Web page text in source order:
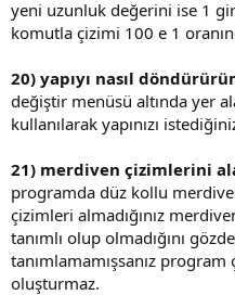
yeni uzunluk değerini ise 1
komutla çizimi 100 e 1
20) yapıyı nasıl
değiştir menüsü altında yer
kullanılarak yapınızı
21) merdiven çizimlerini
programda düz kollu
çizimleri almadığınız
tanımlı olup olmadığını
tanımlamamışsanız
oluşturmaz.